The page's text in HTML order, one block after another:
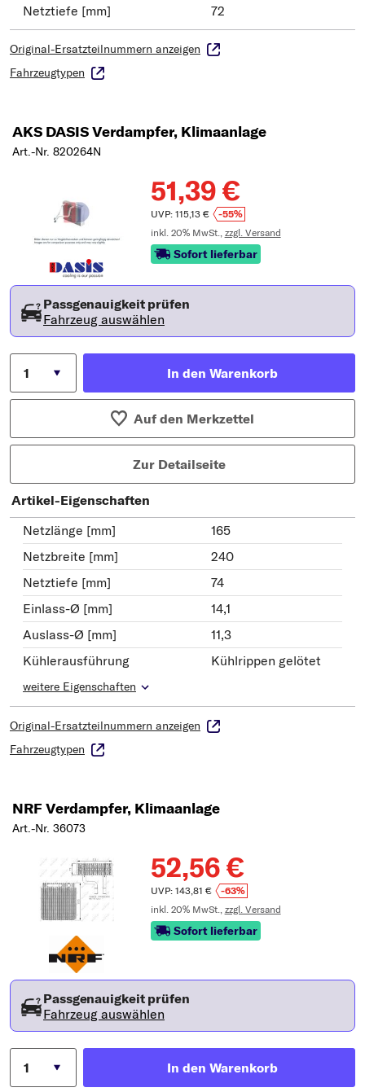
Netztiefe [mm]
72
Original-Ersatzteilnummern anzeigen
Fahrzeugtypen
AKS DASIS Verdampfer, Klimaanlage
Art.-Nr. 820264N
51,39 €
UVP: 115,13 €
-55%
inkl. 20% MwSt., zzgl. Versand
Sofort lieferbar
Passgenauigkeit prüfen
Fahrzeug auswählen
In den Warenkorb
Auf den Merkzettel
Zur Detailseite
Artikel-Eigenschaften
Netzlänge [mm]
165
Netzbreite [mm]
240
Netztiefe [mm]
74
Einlass-Ø [mm]
14,1
Auslass-Ø [mm]
11,3
Kühlerausführung
Kühlrippen gelötet
weitere Eigenschaften
Original-Ersatzteilnummern anzeigen
Fahrzeugtypen
NRF Verdampfer, Klimaanlage
Art.-Nr. 36073
52,56 €
UVP: 143,81 €
-63%
inkl. 20% MwSt., zzgl. Versand
Sofort lieferbar
Passgenauigkeit prüfen
Fahrzeug auswählen
In den Warenkorb